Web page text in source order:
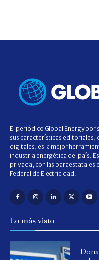
El periódico Global Energy por
sus características editoriales,
digitales, es la mejor
industria energética del país.
privada, con las paraestatales
Federal de Electricidad.
Lo más visto